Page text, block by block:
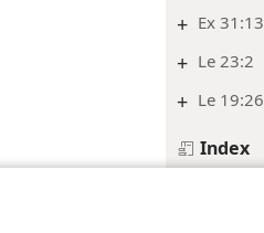
+ Ex 31:13
+ Le 23:2
+ Le 19:26
Index